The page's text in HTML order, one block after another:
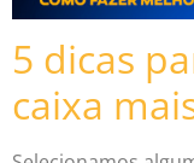
5 dicas
caixa